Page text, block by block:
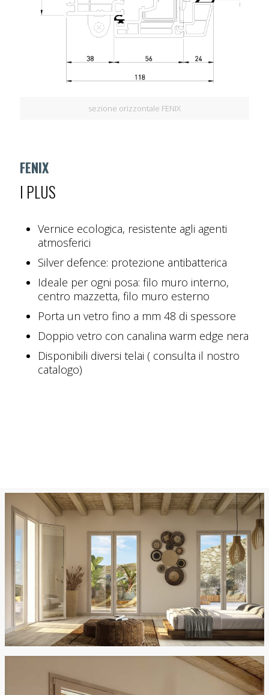
sezione orizzontale FENIX
FENIX
I PLUS
Vernice ecologica, resistente agli agenti
atmosferici
Silver defence: protezione antibatterica
Ideale per ogni posa: filo muro interno,
centro mazzetta, filo muro esterno
Porta un vetro fino a mm 48 di spessore
Doppio vetro con canalina warm edge nera
Disponibili diversi telai ( consulta il nostro
catalogo)